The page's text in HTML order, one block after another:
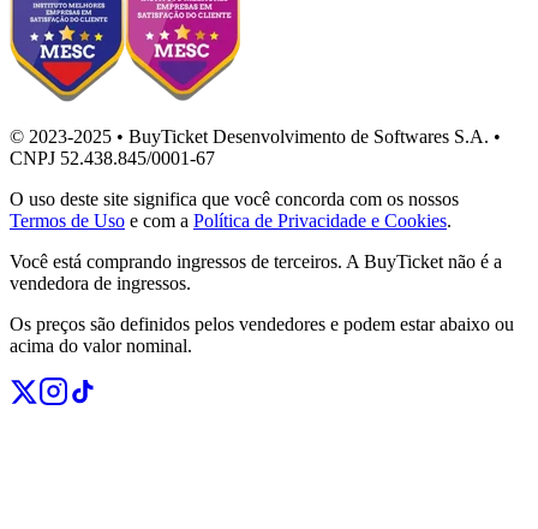
© 2023-2025 • BuyTicket Desenvolvimento de Softwares S.A. •
CNPJ 52.438.845/0001-67
O uso deste site significa que você concorda com os nossos
Termos de Uso e com a Política de Privacidade e Cookies.
Você está comprando ingressos de terceiros. A BuyTicket não é a
vendedora de ingressos.
Os preços são definidos pelos vendedores e podem estar abaixo ou
acima do valor nominal.